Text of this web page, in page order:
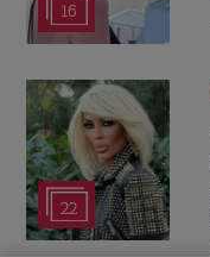
16
22